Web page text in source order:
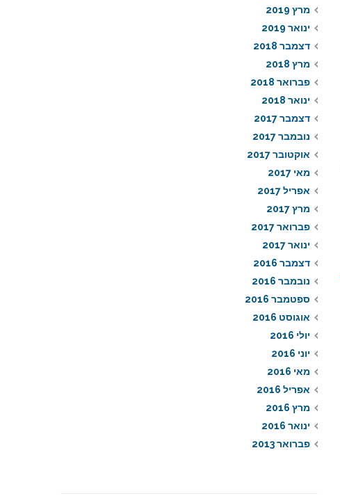
מרץ 2019
ינואר 2019
דצמבר 2018
מרץ 2018
פברואר 2018
ינואר 2018
דצמבר 2017
נובמבר 2017
אוקטובר 2017
מאי 2017
אפריל 2017
מרץ 2017
פברואר 2017
ינואר 2017
דצמבר 2016
נובמבר 2016
ספטמבר 2016
אוגוסט 2016
יולי 2016
יוני 2016
מאי 2016
אפריל 2016
מרץ 2016
ינואר 2016
פברואר 2013